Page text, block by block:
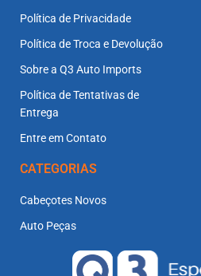
Política de Privacidade
Política de Troca e Devolução
Sobre a Q3 Auto Imports
Política de Tentativas de
Entrega
Entre em Contato
CATEGORIAS
Cabeçotes Novos
Auto Peças